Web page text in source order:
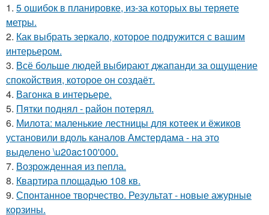
1. 5 ошибок в планировке, из-за которых вы теряете
метры.
2. Как выбрать зеркало, которое подружится с вашим
интерьером.
3. Всё больше людей выбирают джапанди за ощущение
спокойствия, которое он создаёт.
4. Вагонка в интерьере.
5. Пятки поднял - район потерял.
6. Милота: маленькие лестницы для котеек и ёжиков
установили вдоль каналов Амстердама - на это
выделено \u20ac100'000.
7. Возрожденная из пепла.
8. Квартира площадью 108 кв.
9. Спонтанное творчество. Результат - новые ажурные
корзины.